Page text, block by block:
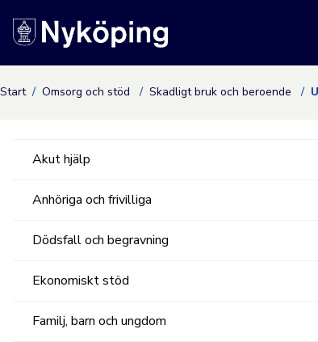
Nyköpings
Start Omsorg och stöd Skadligt bruk och beroende
Akut hjälp
Anhöriga och frivilliga
Dödsfall och begravning
Ekonomiskt stöd
Familj, barn och ungdom